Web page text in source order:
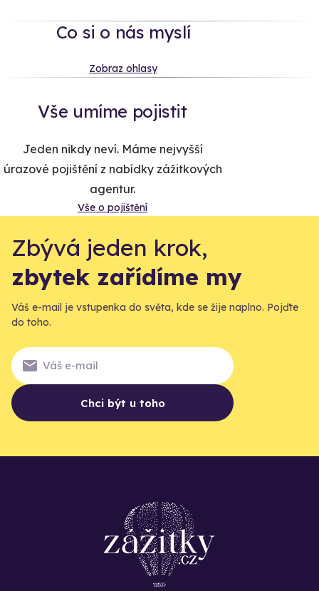
Co si o nás myslí
Zobraz ohlasy
Vše umíme pojistit
Jeden nikdy neví. Máme nejvyšší
úrazové pojištění z nabídky zážitkových
agentur.
Vše o pojištění
Zbývá jeden krok,
zbytek zařídíme my
Váš e-mail je vstupenka do světa, kde se žije naplno. Pojďte
do toho.
Chci být u toho